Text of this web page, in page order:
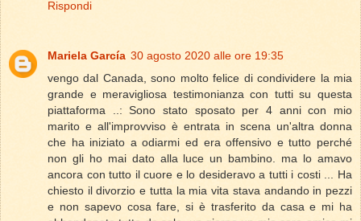
Rispondi
Mariela García 30 agosto 2020 alle ore 19:35
vengo dal Canada, sono molto felice di condividere la mia
grande e meravigliosa testimonianza con tutti su questa
piattaforma ..: Sono stato sposato per 4 anni con mio
marito e all'improvviso è entrata in scena un'altra donna
che ha iniziato a odiarmi ed era offensivo e tutto perché
non gli ho mai dato alla luce un bambino. ma lo amavo
ancora con tutto il cuore e lo desideravo a tutti i costi ... Ha
chiesto il divorzio e tutta la mia vita stava andando in pezzi
e non sapevo cosa fare, si è trasferito da casa e mi ha